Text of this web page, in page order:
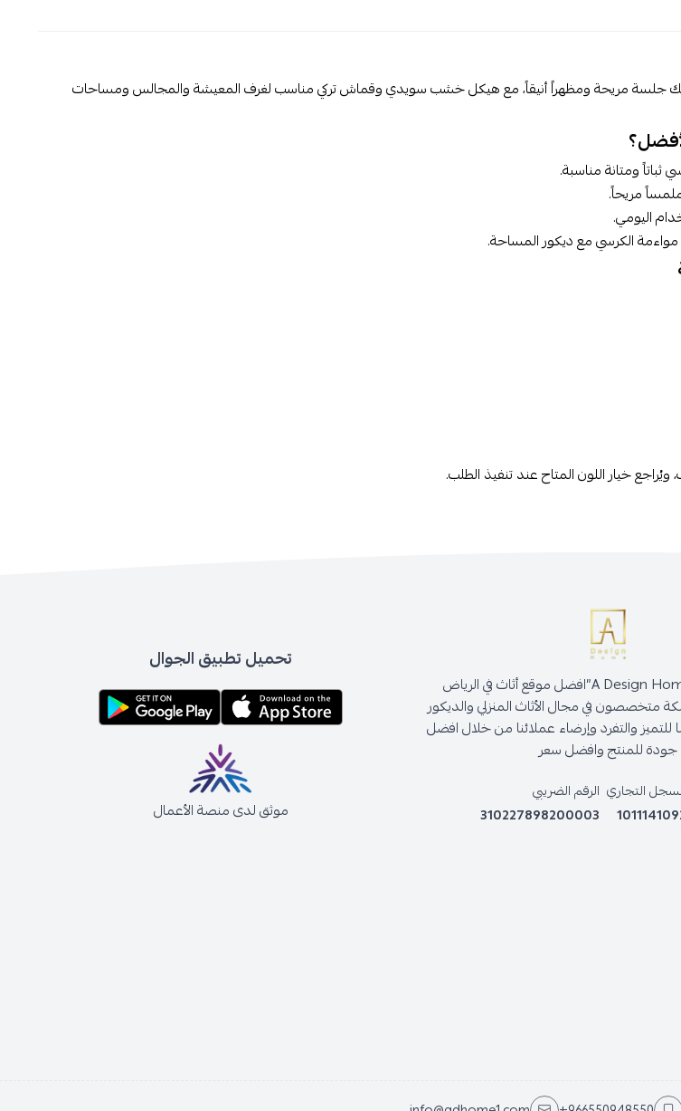
جلسة مريحة ومظهراً أنيقاً، مع هيكل خشب سويدي وقماش تركي مناسب لغرف المعيشة والمجالس ومساحات
ومتانة مناسبة.
مريحاً.
اليومي.
الكرسي مع ديكور المساحة.
خيار اللون المتاح عند تنفيذ الطلب.
آي ديزاين هوم|A Design Home”افضل موقع أثاث في الرياض
متخصصون في مجال الأثاث المنزلي والديكور
للتميز والتفرد وإرضاء عملائنا من خلال افضل
جودة للمنتج وافضل سعر
التجاري الرقم الضريبي
310227898200003
تحميل تطبيق الجوال
موثق لدى منصة الأعمال